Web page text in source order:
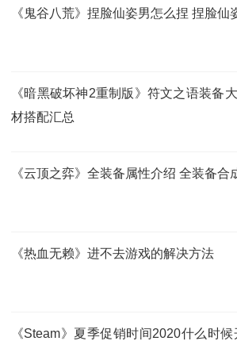
《鬼谷八荒》捏脸仙姿男怎么捏 捏脸仙
《暗黑破坏神2重制版》符文之语装备
材搭配汇总
《云顶之弈》全装备属性介绍 全装备合
《热血无赖》进不去游戏的解决方法
《Steam》夏季促销时间2020什么时